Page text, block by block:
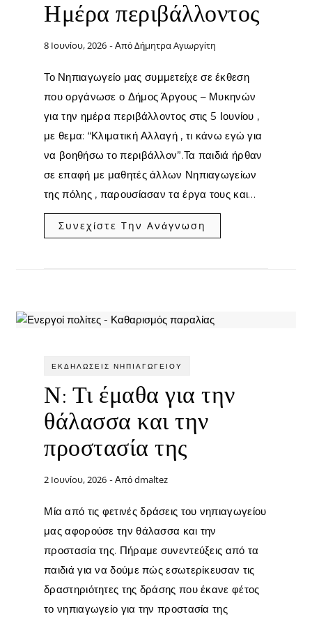
Ημέρα περιβάλλοντος
8 Ιουνίου, 2026 - ΑπόΔήμητρα Αγιωργίτη
Το Νηπιαγωγείο μας συμμετείχε σε έκθεση
που οργάνωσε ο Δήμος Άργους – Μυκηνών
για την ημέρα περιβάλλοντος στις 5 Ιουνίου ,
με θεμα: “Κλιματική Αλλαγή , τι κάνω εγώ για
να βοηθήσω το περιβάλλον”.Τα παιδιά ήρθαν
σε επαφή με μαθητές άλλων Νηπιαγωγείων
της πόλης , παρουσίασαν τα έργα τους και…
Συνεχίστε Την Ανάγνωση
ΕΚΔΗΛΏΣΕΙΣ ΝΗΠΙΑΓΩΓΕΊΟΥ
Ν: Τι έμαθα για την
θάλασσα και την
προστασία της
2 Ιουνίου, 2026 - Απόdmaltez
Μία από τις φετινές δράσεις του νηπιαγωγείου
μας αφορούσε την θάλασσα και την
προστασία της. Πήραμε συνεντεύξεις από τα
παιδιά για να δούμε πώς εσωτερίκευσαν τις
δραστηριότητες της δράσης που έκανε φέτος
το νηπιαγωγείο για την προστασία της